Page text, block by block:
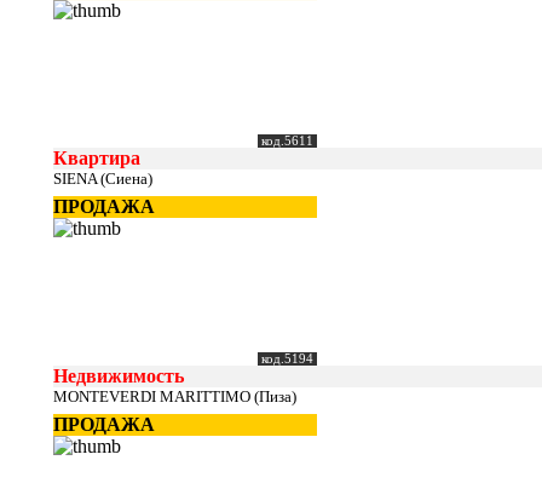
код.5611
Квартира
SIENA (Сиена)
ПРОДАЖА
код.5194
Недвижимость
MONTEVERDI MARITTIMO (Пиза)
ПРОДАЖА